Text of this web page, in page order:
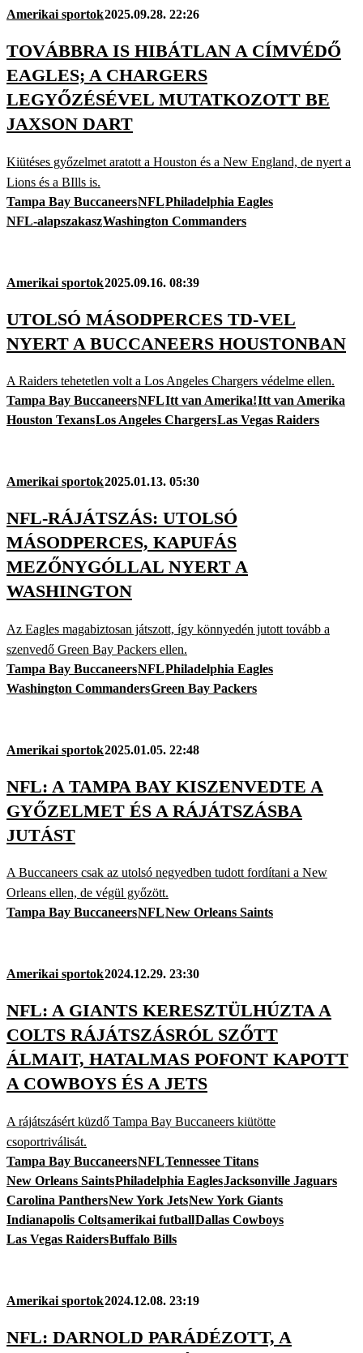
Amerikai sportok2025.09.28. 22:26
TOVÁBBRA IS HIBÁTLAN A CÍMVÉDŐ
EAGLES; A CHARGERS
LEGYŐZÉSÉVEL MUTATKOZOTT BE
JAXSON DART
Kiütéses győzelmet aratott a Houston és a New England, de nyert a
Lions és a BIlls is.
Tampa Bay BuccaneersNFLPhiladelphia Eagles
NFL-alapszakaszWashington Commanders
Amerikai sportok2025.09.16. 08:39
UTOLSÓ MÁSODPERCES TD-VEL
NYERT A BUCCANEERS HOUSTONBAN
A Raiders tehetetlen volt a Los Angeles Chargers védelme ellen.
Tampa Bay BuccaneersNFLItt van Amerika!Itt van Amerika
Houston TexansLos Angeles ChargersLas Vegas Raiders
Amerikai sportok2025.01.13. 05:30
NFL-RÁJÁTSZÁS: UTOLSÓ
MÁSODPERCES, KAPUFÁS
MEZŐNYGÓLLAL NYERT A
WASHINGTON
Az Eagles magabiztosan játszott, így könnyedén jutott tovább a
szenvedő Green Bay Packers ellen.
Tampa Bay BuccaneersNFLPhiladelphia Eagles
Washington CommandersGreen Bay Packers
Amerikai sportok2025.01.05. 22:48
NFL: A TAMPA BAY KISZENVEDTE A
GYŐZELMET ÉS A RÁJÁTSZÁSBA
JUTÁST
A Buccaneers csak az utolsó negyedben tudott fordítani a New
Orleans ellen, de végül győzött.
Tampa Bay BuccaneersNFLNew Orleans Saints
Amerikai sportok2024.12.29. 23:30
NFL: A GIANTS KERESZTÜLHÚZTA A
COLTS RÁJÁTSZÁSRÓL SZŐTT
ÁLMAIT, HATALMAS POFONT KAPOTT
A COWBOYS ÉS A JETS
A rájátszásért küzdő Tampa Bay Buccaneers kiütötte
csoportriválisát.
Tampa Bay BuccaneersNFLTennessee Titans
New Orleans SaintsPhiladelphia EaglesJacksonville Jaguars
Carolina PanthersNew York JetsNew York Giants
Indianapolis Coltsamerikai futballDallas Cowboys
Las Vegas RaidersBuffalo Bills
Amerikai sportok2024.12.08. 23:19
NFL: DARNOLD PARÁDÉZOTT, A